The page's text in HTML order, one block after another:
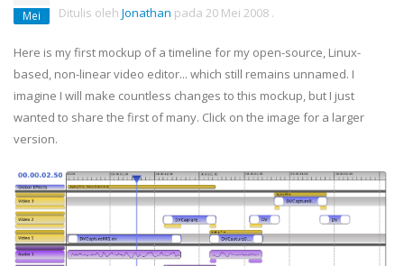
Mei Ditulis oleh Jonathan pada 20 Mei 2008 .
Here is my first mockup of a timeline for my open-source, Linux-
based, non-linear video editor... which still remains unnamed. I
imagine I will make countless changes to this mockup, but I just
wanted to share the first of many. Click on the image for a larger
version.